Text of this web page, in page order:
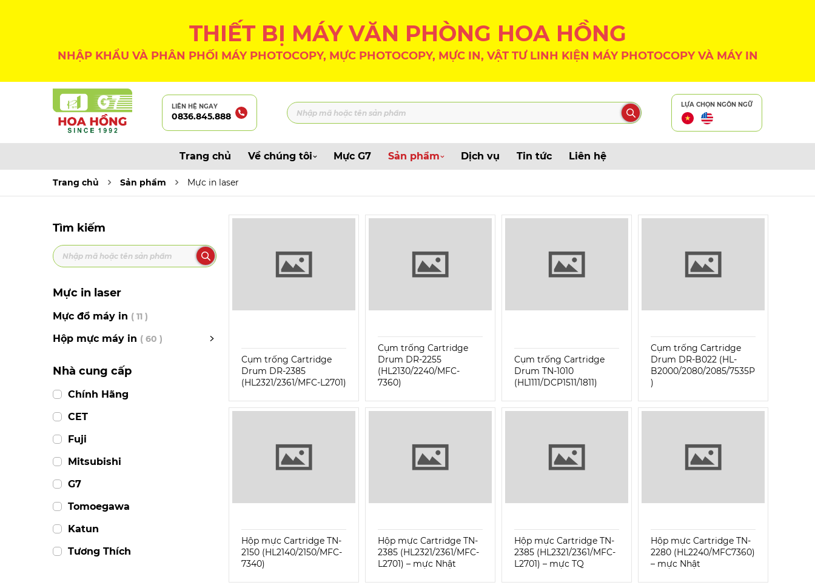
THIẾT BỊ MÁY VĂN PHÒNG HOA HỒNG
NHẬP KHẨU VÀ PHÂN PHỐI MÁY PHOTOCOPY, MỰC PHOTOCOPY, MỰC IN, VẬT TƯ LINH KIỆN MÁY PHOTOCOPY VÀ MÁY IN
LIÊN HỆ NGAY
0836.845.888
LỰA CHỌN NGÔN NGỮ
Trang chủ Về chúng tôi Mực G7 Sản phẩm Dịch vụ Tin tức Liên hệ
Trang chủ Sản phẩm Mực in laser
Tìm kiếm
Mực in laser
Mực đổ máy in ( 11 )
Hộp mực máy in ( 60 )
Nhà cung cấp
Chính Hãng
CET
Fuji
Mitsubishi
G7
Tomoegawa
Katun
Tương Thích
Cụm trống Cartridge
Drum DR-2385
(HL2321/2361/MFC-L2701)
Cụm trống Cartridge
Drum DR-2255
(HL2130/2240/MFC-
7360)
Cụm trống Cartridge
Drum TN-1010
(HL1111/DCP1511/1811)
Cụm trống Cartridge
Drum DR-B022 (HL-
B2000/2080/2085/7535P
)
Hộp mực Cartridge TN-
2150 (HL2140/2150/MFC-
7340)
Hộp mực Cartridge TN-
2385 (HL2321/2361/MFC-
L2701) – mực Nhật
Hộp mực Cartridge TN-
2385 (HL2321/2361/MFC-
L2701) – mực TQ
Hộp mực Cartridge TN-
2280 (HL2240/MFC7360)
– mực Nhật